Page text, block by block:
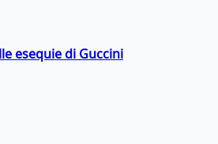
esequie di Guccini